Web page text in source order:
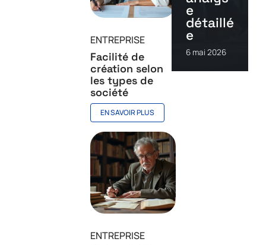
ENTREPRISE
Facilité de
création selon
les types de
société
EN SAVOIR PLUS
ENTREPRISE
e
détaillé
e
6 mai 2026